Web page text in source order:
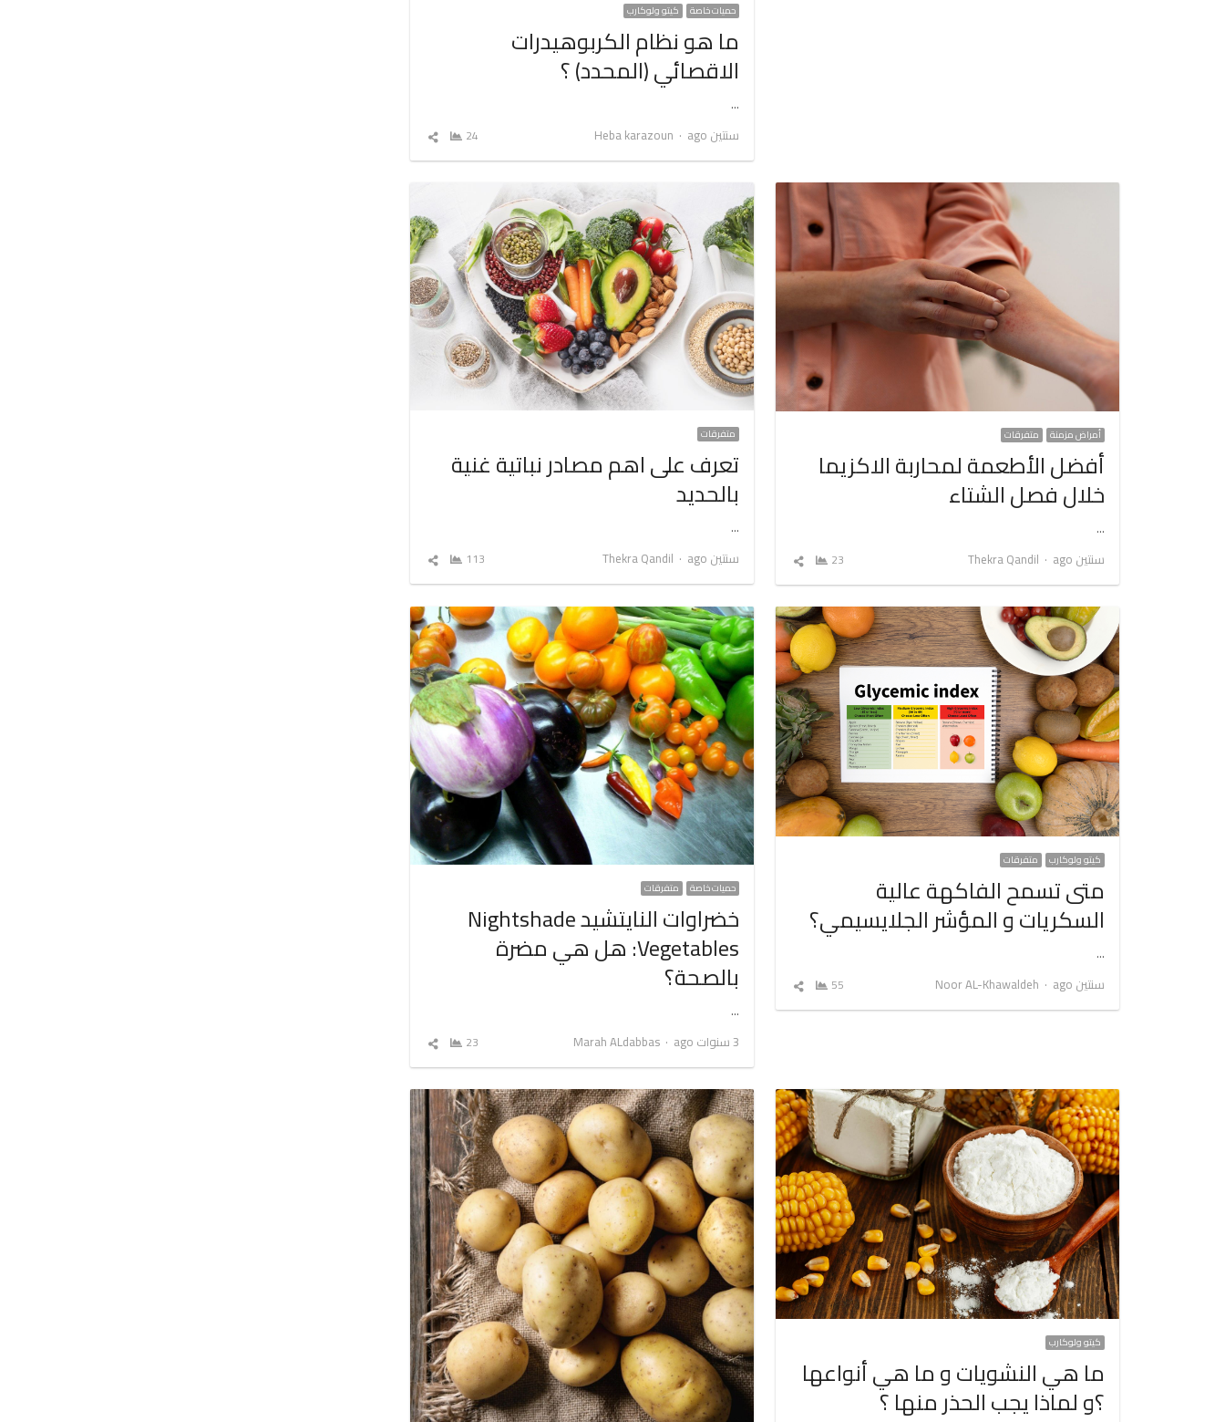
حميات خاصة كيتو ولوكارب
ما هو نظام الكربوهيدرات
الاقصائي (المحدد) ؟
…
سنتين ago
Author
Heba karazoun
24
شارك
أمراض مزمنة متفرقات
أفضل الأطعمة لمحاربة الاكزيما
خلال فصل الشتاء
…
سنتين ago
Author
Thekra Qandil
23
شارك
متفرقات
تعرف على اهم مصادر نباتية غنية
بالحديد
…
سنتين ago
Author
Thekra Qandil
113
شارك
كيتو ولوكارب متفرقات
متى تسمح الفاكهة عالية
السكريات و المؤشر الجلايسيمي؟
…
سنتين ago
Author
Noor AL-Khawaldeh
55
شارك
حميات خاصة متفرقات
خضراوات النايتشيد Nightshade
Vegetables: هل هي مضرة
بالصحة؟
…
3 سنوات ago
Author
Marah ALdabbas
23
شارك
كيتو ولوكارب
ما هي النشويات و ما هي أنواعها
؟و لماذا يجب الحذر منها ؟